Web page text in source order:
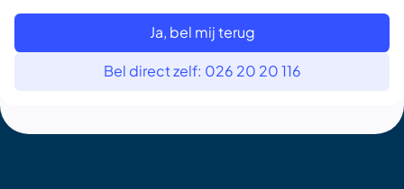
Ja, bel mij terug
Bel direct zelf: 026 20 20 116